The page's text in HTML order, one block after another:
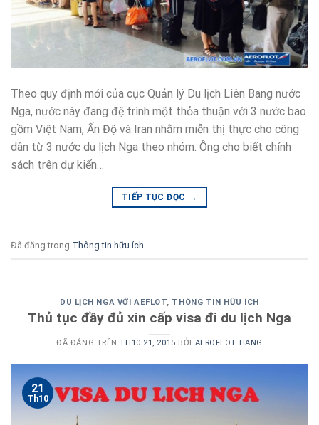
Theo quy định mới của cục Quản lý Du lịch Liên Bang nước
Nga, nước này đang đệ trình một thỏa thuận với 3 nước bao
gồm Việt Nam, Ấn Độ và Iran nhằm miễn thị thực cho công
dân từ 3 nước du lịch Nga theo nhóm. Ông cho biết chính
sách trên dự kiến…
TIẾP TỤC ĐỌC →
Đã đăng trong Thông tin hữu ích
DU LỊCH NGA VỚI AEFLOT, THÔNG TIN HỮU ÍCH
Thủ tục đầy đủ xin cấp visa đi du lịch Nga
ĐÃ ĐĂNG TRÊNTH10 21, 2015 BỞI AEROFLOT HANG
21
Th10